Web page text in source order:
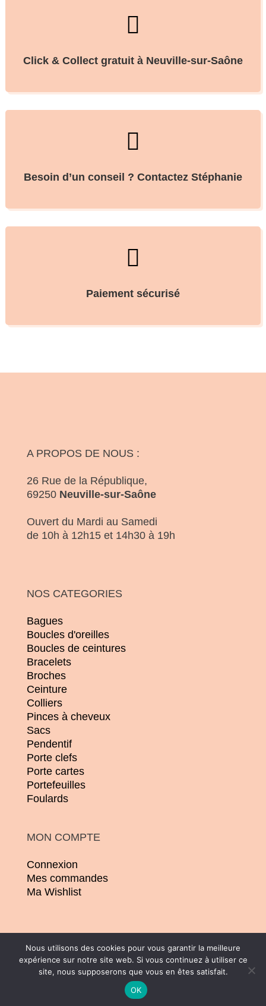

Click & Collect gratuit à Neuville-sur-Saône

Besoin d’un conseil ? Contactez Stéphanie

Paiement sécurisé
A PROPOS DE NOUS :
26 Rue de la République,
69250 Neuville-sur-Saône
Ouvert du Mardi au Samedi
de 10h à 12h15 et 14h30 à 19h
NOS CATEGORIES
Bagues
Boucles d'oreilles
Boucles de ceintures
Bracelets
Broches
Ceinture
Colliers
Pinces à cheveux
Sacs
Pendentif
Porte clefs
Porte cartes
Portefeuilles
Foulards
MON COMPTE
Connexion
Mes commandes
Ma Wishlist
© 2026 | Conception : Pommier Franck WD
| Tous droits réservés |CGV|Mentions
légales
Nous utilisons des cookies pour vous garantir la meilleure
expérience sur notre site web. Si vous continuez à utiliser ce
site, nous supposerons que vous en êtes satisfait.
OK